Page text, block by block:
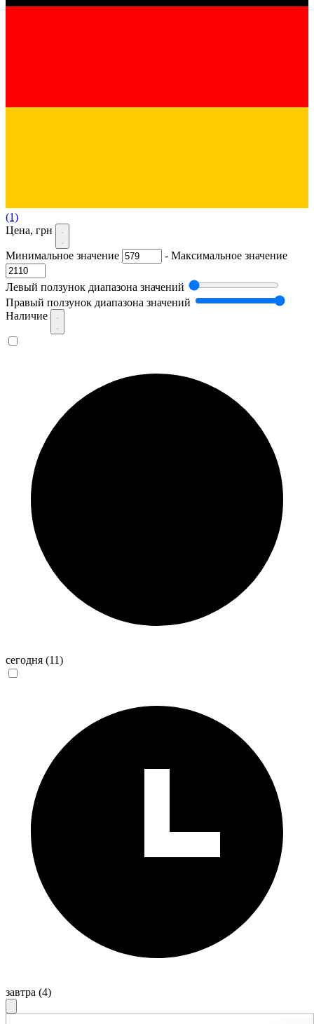
(1)
Цена, грн
Минимальное значение - Максимальное значение
Левый ползунок диапазона значений
Правый ползунок диапазона значений
Наличие
сегодня (11)
завтра (4)